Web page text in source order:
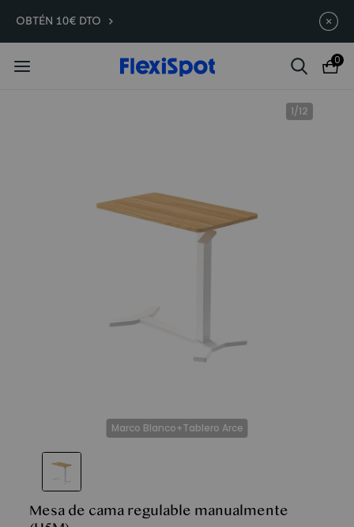
Compra antes, ahorra más |
C7 Morpher -290 €
: 02
0
1/12
Marco Blanco+Tablero Arce
Mesa de cama regulable manualmente
OBTÉN 10€ DTO